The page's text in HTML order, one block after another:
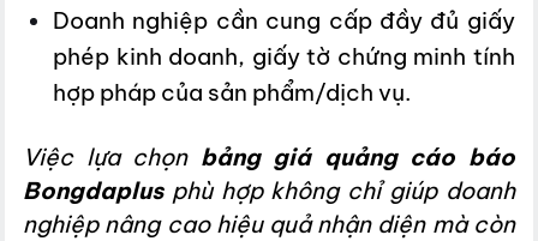
Doanh nghiệp cần cung cấp đầy đủ giấy
phép kinh doanh, giấy tờ chứng minh tính
hợp pháp của sản phẩm/dịch vụ.
Việc lựa chọn bảng giá quảng cáo báo
Bongdaplusphù hợp không chỉ giúp doanh
nghiệp nâng cao hiệu quả nhận diện mà còn